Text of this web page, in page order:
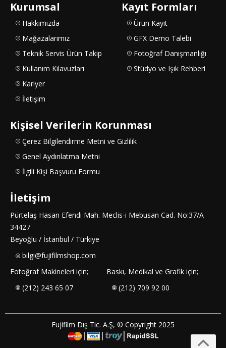
Kurumsal
Hakkımızda
Mağazalarımız
Teknik Servis Ürün Takip
Kullanım Kılavuzları
Kariyer
İletişim
Kayıt Formları
Ürün Kayıt
GFX Demo Talebi
Fotoğraf Danışmanlığı
Stüdyo ve Işık Rehberi
Kişisel Verilerin Korunması
Çerez Bilgilendirme Metni ve Gizlilik
Genel Aydınlatma Metni
İlgili Kişi Başvuru Formu
İletişim
Pürtelaş Hasan Efendi Mah. Meclis-i Mebusan Cad. No:37/A
34427
Beyoğlu / İstanbul / Türkiye
bilgi@fujifilmshop.com
Fotoğraf Makineleri için;
(212) 243 65 07
Baskı, Medikal ve Grafik için;
(212) 709 92 00
Fujifilm Dış Tic. A.Ş, © Copyright 2025